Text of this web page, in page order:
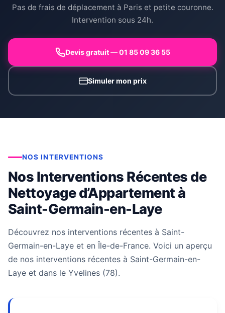
Pas de frais de déplacement à Paris et petite couronne.
Intervention sous 24h.
Devis gratuit — 01 85 09 36 55
Simuler mon prix
NOS INTERVENTIONS
Nos Interventions Récentes de
Nettoyage d’Appartement à
Saint-Germain-en-Laye
Découvrez nos interventions récentes à Saint-
Germain-en-Laye et en Île-de-France. Voici un aperçu
de nos interventions récentes à Saint-Germain-en-
Laye et dans le Yvelines (78).